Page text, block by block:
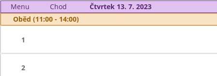
Menu Chod
Čtvrtek 13. 7. 2023
Oběd (11:00 - 14:00)
1
2